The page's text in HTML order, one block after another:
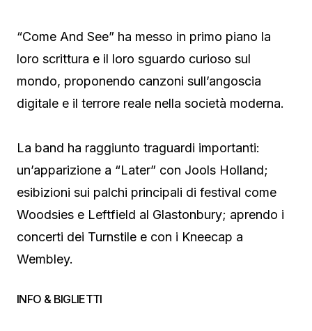
“Come And See” ha messo in primo piano la
loro scrittura e il loro sguardo curioso sul
mondo, proponendo canzoni sull’angoscia
digitale e il terrore reale nella società moderna.
La band ha raggiunto traguardi importanti:
un’apparizione a “Later” con Jools Holland;
esibizioni sui palchi principali di festival come
Woodsies e Leftfield al Glastonbury; aprendo i
concerti dei Turnstile e con i Kneecap a
Wembley.
INFO & BIGLIETTI